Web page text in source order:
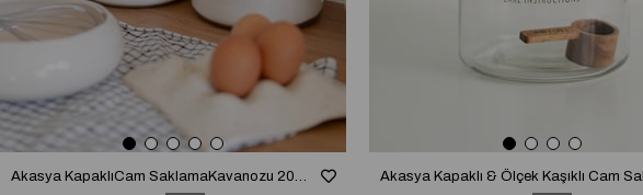
Akasya KapaklıCam SaklamaKavanozu 2000/3000 ml - Akasya Ölçek Kaşıklı